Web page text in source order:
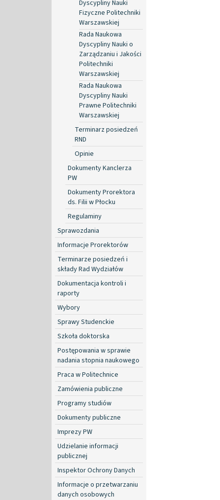
Dyscypliny Nauki
Fizyczne Politechniki
Warszawskiej
Rada Naukowa
Dyscypliny Nauki o
Zarządzaniu i Jakości
Politechniki
Warszawskiej
Rada Naukowa
Dyscypliny Nauki
Prawne Politechniki
Warszawskiej
Terminarz posiedzeń
RND
Opinie
Dokumenty Kanclerza
PW
Dokumenty Prorektora
ds. Filii w Płocku
Regulaminy
Sprawozdania
Informacje Prorektorów
Terminarze posiedzeń i
składy Rad Wydziałów
Dokumentacja kontroli i
raporty
Wybory
Sprawy Studenckie
Szkoła doktorska
Postępowania w sprawie
nadania stopnia naukowego
Praca w Politechnice
Zamówienia publiczne
Programy studiów
Dokumenty publiczne
Imprezy PW
Udzielanie informacji
publicznej
Inspektor Ochrony Danych
Informacje o przetwarzaniu
danych osobowych